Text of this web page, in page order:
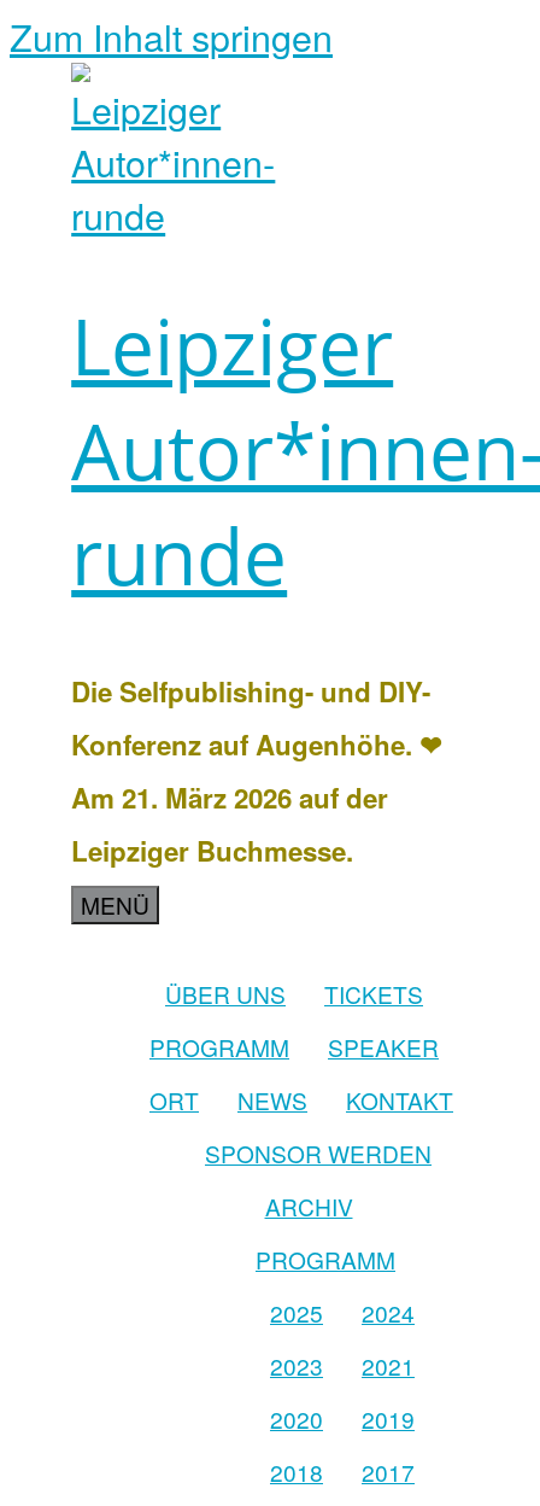
Zum Inhalt springen
Leipziger
runde
Die Selfpublishing- und DIY-
Konferenz auf Augenhöhe. ❤
Am 21. März 2026 auf der
Leipziger Buchmesse.
MENÜ
ÜBER UNS
TICKETS
PROGRAMM
SPEAKER
ORT
NEWS
KONTAKT
SPONSOR WERDEN
ARCHIV
PROGRAMM
2025
2024
2023
2021
2020
2019
2018
2017